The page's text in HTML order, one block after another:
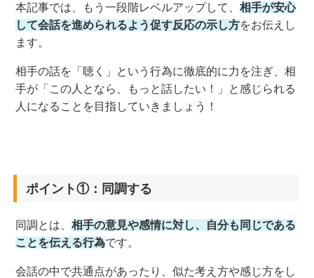
本記事では、もう一段階レベルアップして、相手が安心
して会話を進められるよう促す反応の示し方をお伝えし
ます。
相手の話を「聴く」という行為に徹底的に力を注ぎ、相
手が「この人となら、もっと話したい！」と感じられる
人になることを目指していきましょう！
ポイント①：同調する
同調とは、相手の意見や感情に対し、自分も同じである
ことを伝える行為です。
会話の中で共通点があったり、似た考え方や感じ方をし